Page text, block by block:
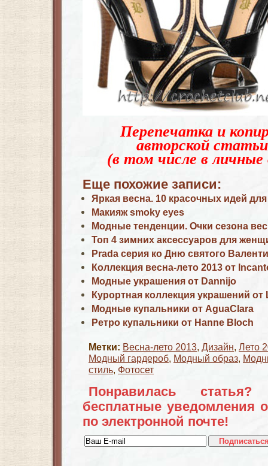
Перепечатка и
авторской
(в том числе в личные
Еще похожие записи:
Яркая весна. 10 красочных идей
Макияж smoky eyes
Модные тенденции. Очки сезона
Топ 4 зимних аксессуаров для
Prada серия ко Дню святого
Коллекция весна-лето 2013 от
Модные украшения от Dannijo
Курортная коллекция украшений от
Модные купальники от AguaСlara
Ретро купальники от Hanne Bloch
Метки: Весна-лето 2013, Дизайн, Лето
Модный гардероб, Модный образ,
стиль, Фотосет
Понравилась
бесплатные уведомления
по электронной почте!